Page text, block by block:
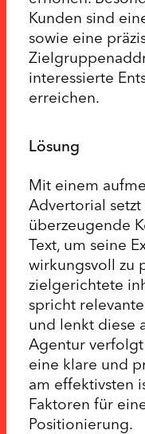
Kunden sind
sowie eine
interessierte
erreichen.
Lösung
Mit einem
Advertorial setzt
überzeugende
Text, um seine
wirkungsvoll zu
zielgerichtete
spricht
und lenkt diese
Agentur verfolgt
eine klare und
am effektivsten
Faktoren für
Positionierung.